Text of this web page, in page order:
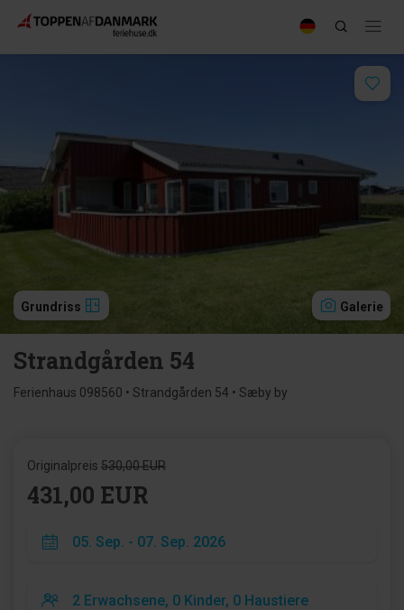
Grundriss Galerie
Strandgården 54
Ferienhaus 098560 • Strandgården 54 • Sæby by
Originalpreis 530,00 EUR
431,00 EUR